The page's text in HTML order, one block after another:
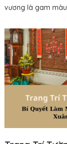
vương là gam màu